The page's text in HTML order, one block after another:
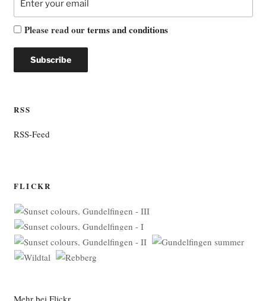
Please read ourterms and conditions
RSS
RSS-Feed
FLICKR
Mehr bei Flickr …